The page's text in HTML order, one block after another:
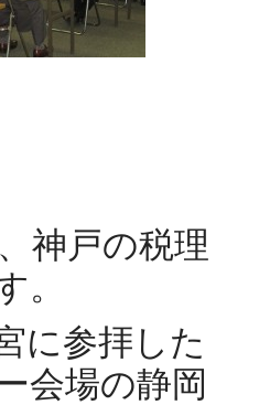
神戸の税理
。
に参拝した
会場の静岡